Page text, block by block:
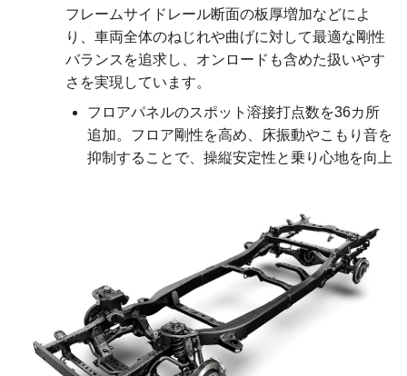
フレームサイドレール断面の板厚増加などによ
り、車両全体のねじれや曲げに対して最適な剛性
バランスを追求し、オンロードも含めた扱いやす
さを実現しています。
フロアパネルのスポット溶接打点数を36カ所
追加。フロア剛性を高め、床振動やこもり音を
抑制することで、操縦安定性と乗り心地を向上